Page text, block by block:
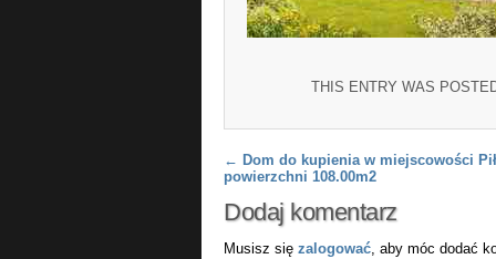
THIS ENTRY WAS
Post navigation
← Dom do kupienia w miejscowości
powierzchni 108.00m2
Dodaj komentarz
Musisz się zalogować, aby móc dodać